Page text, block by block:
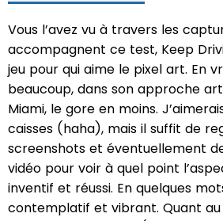
Vous l’avez vu à travers les
accompagnent ce test, Keep
jeu pour qui aime le pixel art. En
beaucoup, dans son approche
Miami, le gore en moins.
caisses (haha), mais il suffit de
screenshots et éventuellement
vidéo pour voir à quel point
inventif et réussi. En quelques
contemplatif et vibrant. Quant